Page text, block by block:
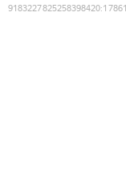
9183227825258398420: